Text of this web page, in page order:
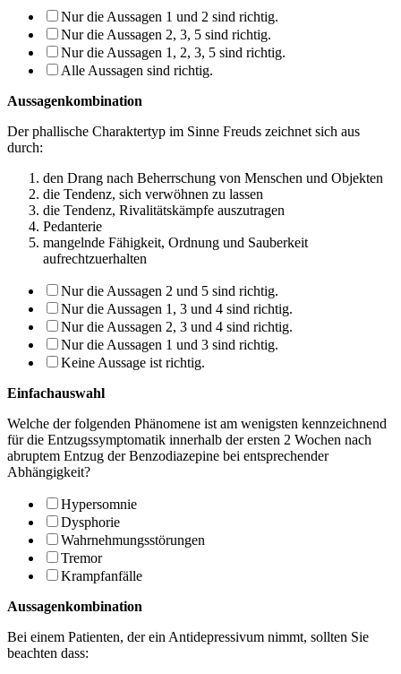
Nur die Aussagen 1 und 2 sind richtig.
Nur die Aussagen 2, 3, 5 sind richtig.
Nur die Aussagen 1, 2, 3, 5 sind richtig.
Alle Aussagen sind richtig.
Aussagenkombination
Der phallische Charaktertyp im Sinne Freuds zeichnet sich aus
durch:
den Drang nach Beherrschung von Menschen und Objekten
die Tendenz, sich verwöhnen zu lassen
die Tendenz, Rivalitätskämpfe auszutragen
Pedanterie
mangelnde Fähigkeit, Ordnung und Sauberkeit
aufrechtzuerhalten
Nur die Aussagen 2 und 5 sind richtig.
Nur die Aussagen 1, 3 und 4 sind richtig.
Nur die Aussagen 2, 3 und 4 sind richtig.
Nur die Aussagen 1 und 3 sind richtig.
Keine Aussage ist richtig.
Einfachauswahl
Welche der folgenden Phänomene ist am wenigsten kennzeichnend
für die Entzugssymp­tomatik innerhalb der ersten 2 Wochen nach
abruptem Entzug der Benzodiazepine bei entsprechender
Abhängigkeit?
Hypersomnie
Dysphorie
Wahrnehmungsstörungen
Tremor
Krampfanfälle
Aussagenkombination
Bei einem Patienten, der ein Antidepressivum nimmt, sollten Sie
beachten dass: